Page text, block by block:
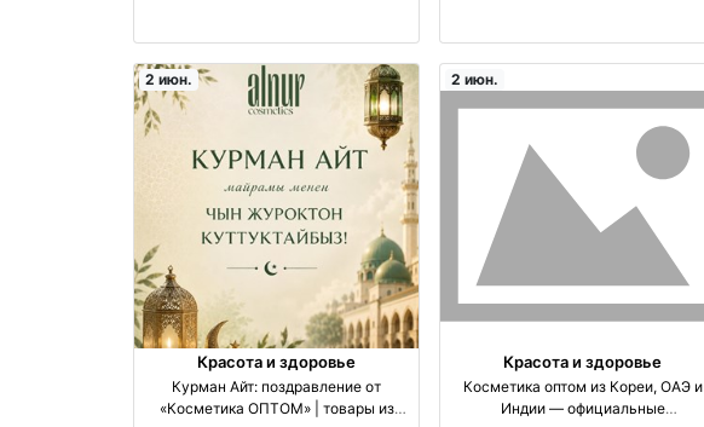
2 июн.
Красота и здоровье
Курман Айт: поздравление от
«Косметика ОПТОМ» | товары из
2 июн.
Красота и здоровье
Косметика оптом из Кореи, ОАЭ и
Индии — официальные